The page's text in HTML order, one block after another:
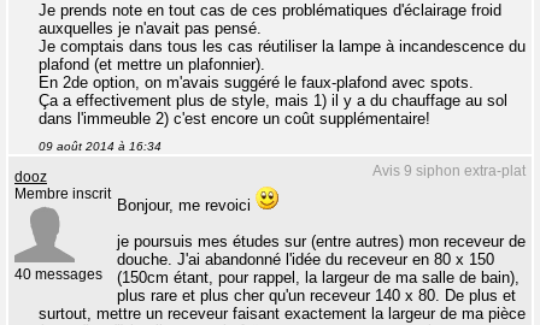
Je prends note en tout cas de ces problématiques d'éclairage froid
auxquelles je n'avait pas pensé.
Je comptais dans tous les cas réutiliser la lampe à incandescence du
plafond (et mettre un plafonnier).
En 2de option, on m'avais suggéré le faux-plafond avec spots.
Ça a effectivement plus de style, mais 1) il y a du chauffage au sol
dans l'immeuble 2) c'est encore un coût supplémentaire!
09 août 2014 à 16:34
Avis 9 siphon extra-plat
dooz
Membre inscrit
40 messages
Bonjour, me revoici
je poursuis mes études sur (entre autres) mon receveur de
douche. J'ai abandonné l'idée du receveur en 80 x 150
(150cm étant, pour rappel, la largeur de ma salle de bain),
plus rare et plus cher qu'un receveur 140 x 80. De plus et
surtout, mettre un receveur faisant exactement la largeur de ma pièce